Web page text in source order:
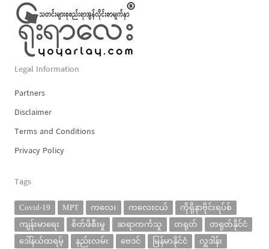
Legal Information
Partners
Disclaimer
Terms and Conditions
Privacy Policy
Tags
Covid-19 MPT ကလေး ကလေးငယ်
ကိုရိုနာဗိုင်းရပ်စ်
ကျန်းမာရေး
စိတ်ဖိစီးမှု ဆရာကင်္ကသူ တရုတ်
တရုတ်နိုင်ငံ
ဒေါ်နယ်ထရမ့်
နည်းလမ်း ဗေဒင် မြန်မာနိုင်ငံ လှူဒါန်း